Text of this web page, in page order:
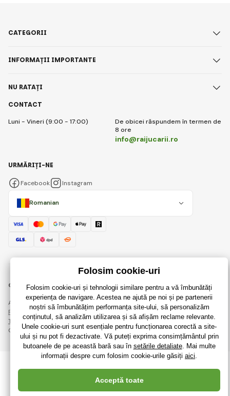
CONTACT
Luni - Vineri (9:00 - 17:00)
De obicei răspundem în termen de
8 ore
info@raijucarii.ro
CATEGORII
INFORMAȚII IMPORTANTE
NU RATAȚI
Romanian
URMĂRIȚI-NE
Facebook Instagram
© 2018 - 2026 RaiJucării.ro, Toate drepturile rezervate
Această pagină este protejată prin reCAPTCHA și se aplică
Regulile de protecție a datelor personalecompaniile Google și ale lor
Termeni și condiții.
Crearea de magazine online eficiente de laRIESENIA